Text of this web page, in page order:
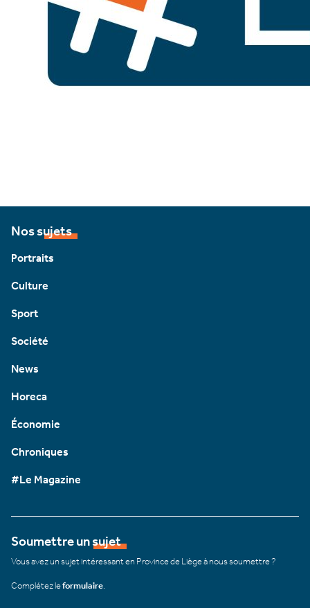
Nos sujets
Portraits
Culture
Sport
Société
News
Horeca
Économie
Chroniques
#Le Magazine
Soumettre un sujet
Vous avez un sujet intéressant en Province de Liège à nous soumettre ?
Complétez leformulaire